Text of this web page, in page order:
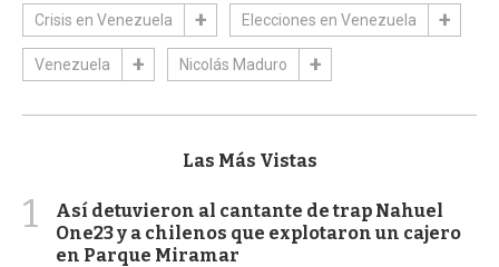
Crisis en Venezuela Elecciones en Venezuela
Venezuela Nicolás Maduro
Las Más Vistas
1
Así detuvieron al cantante de trap Nahuel
One23 y a chilenos que explotaron un cajero
en Parque Miramar